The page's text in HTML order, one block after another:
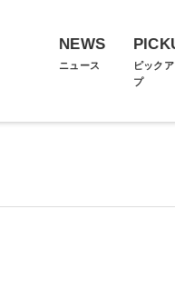
NEWS
ニュース
ピック
プ